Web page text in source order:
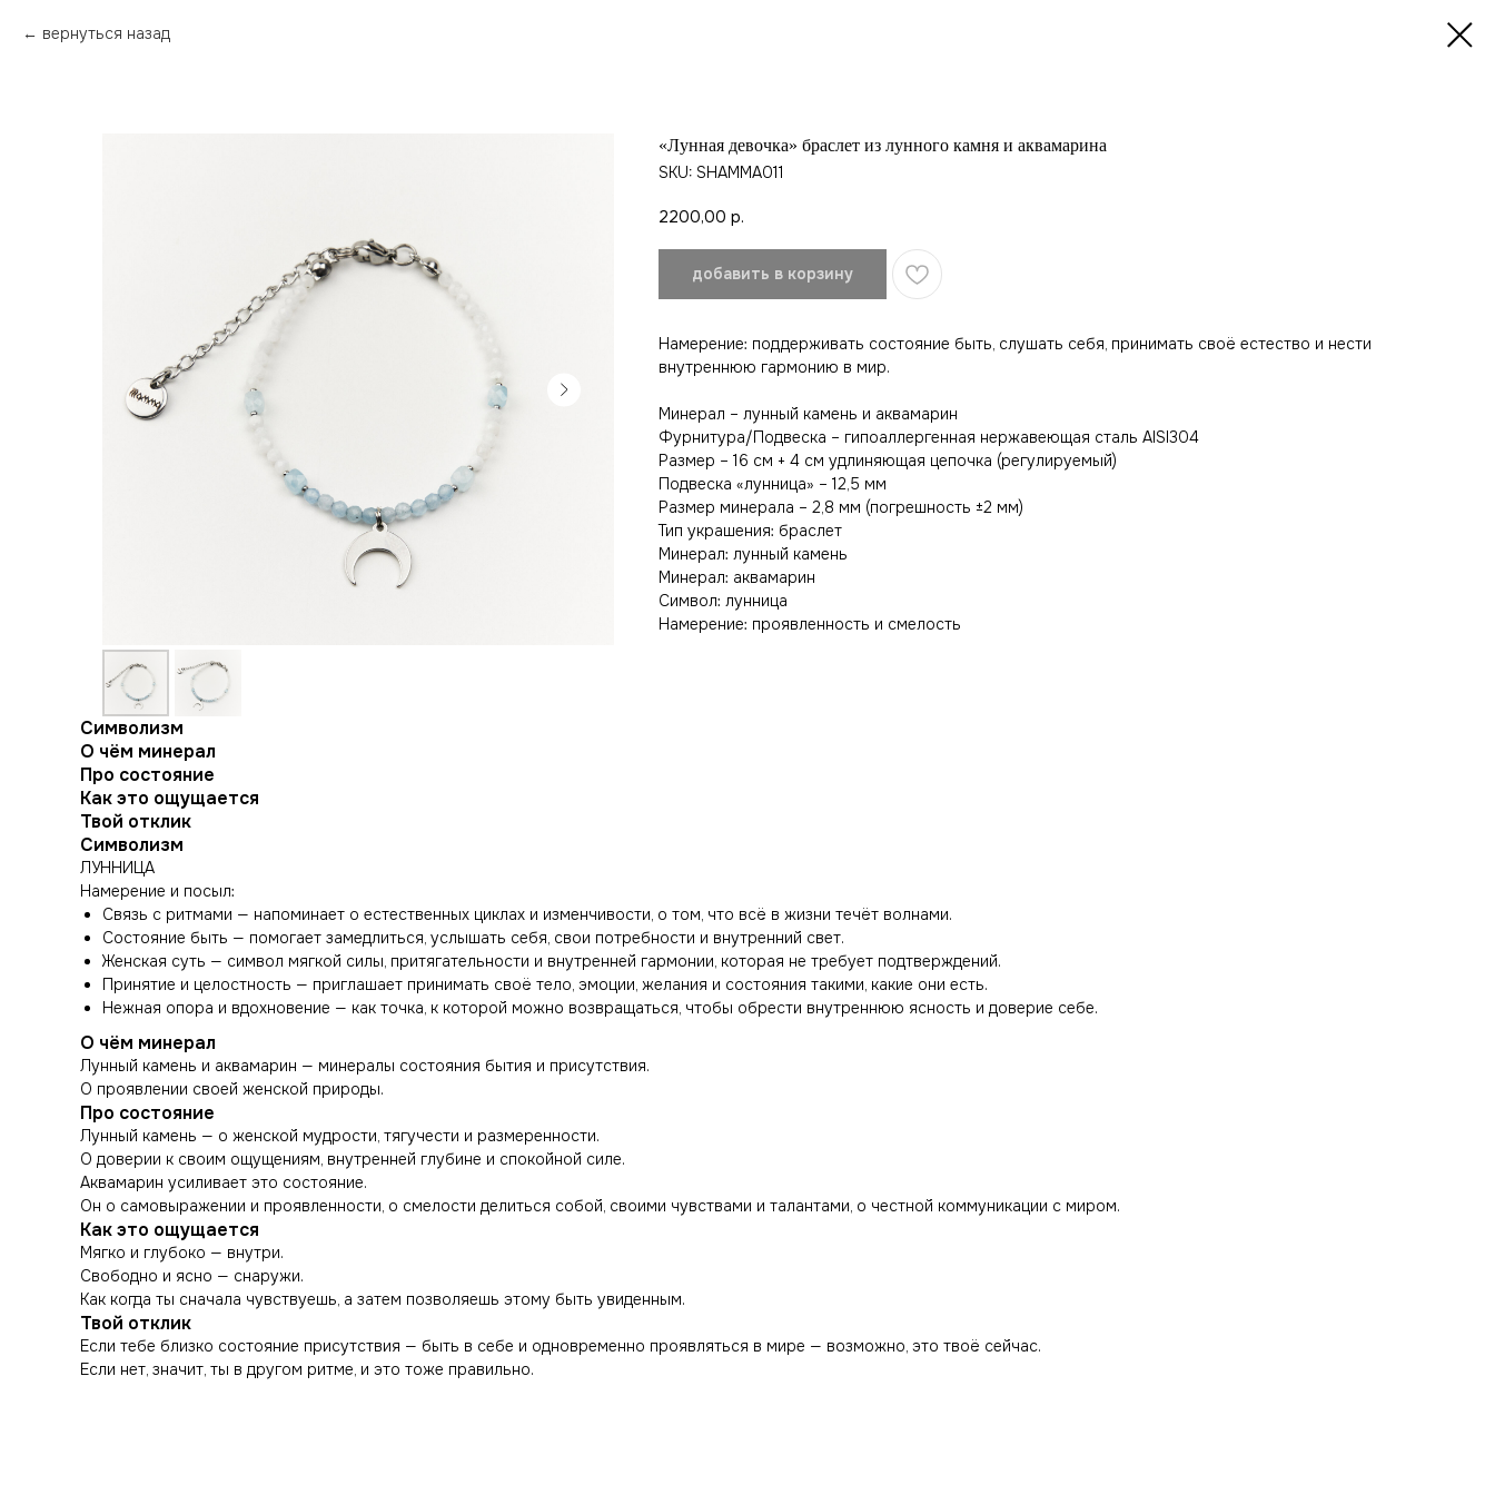
вернуться назад
«Лунная девочка» браслет из лунного камня и аквамарина
SKU: SHAMMA011
2200,00 р.
добавить в корзину
Намерение: поддерживать состояние быть, слушать себя, принимать своё естество и нести
внутреннюю гармонию в мир.
Минерал – лунный камень и аквамарин
Фурнитура/Подвеска – гипоаллергенная нержавеющая сталь AISI304
Размер – 16 см + 4 см удлиняющая цепочка (регулируемый)
Подвеска «лунница» – 12,5 мм
Размер минерала – 2,8 мм (погрешность ±2 мм)
Тип украшения: браслет
Минерал: лунный камень
Минерал: аквамарин
Символ: лунница
Намерение: проявленность и смелость
Символизм
О чём минерал
Про состояние
Как это ощущается
Твой отклик
Символизм
ЛУННИЦА
Намерение и посыл:
Связь с ритмами — напоминает о естественных циклах и изменчивости, о том, что всё в жизни течёт волнами.
Состояние быть — помогает замедлиться, услышать себя, свои потребности и внутренний свет.
Женская суть — символ мягкой силы, притягательности и внутренней гармонии, которая не требует подтверждений.
Принятие и целостность — приглашает принимать своё тело, эмоции, желания и состояния такими, какие они есть.
Нежная опора и вдохновение — как точка, к которой можно возвращаться, чтобы обрести внутреннюю ясность и доверие себе.
О чём минерал
Лунный камень и аквамарин — минералы состояния бытия и присутствия.
О проявлении своей женской природы.
Про состояние
Лунный камень — о женской мудрости, тягучести и размеренности.
О доверии к своим ощущениям, внутренней глубине и спокойной силе.
Аквамарин усиливает это состояние.
Он о самовыражении и проявленности, о смелости делиться собой, своими чувствами и талантами, о честной коммуникации с миром.
Как это ощущается
Мягко и глубоко — внутри.
Свободно и ясно — снаружи.
Как когда ты сначала чувствуешь, а затем позволяешь этому быть увиденным.
Твой отклик
Если тебе близко состояние присутствия — быть в себе и одновременно проявляться в мире — возможно, это твоё сейчас.
Если нет, значит, ты в другом ритме, и это тоже правильно.